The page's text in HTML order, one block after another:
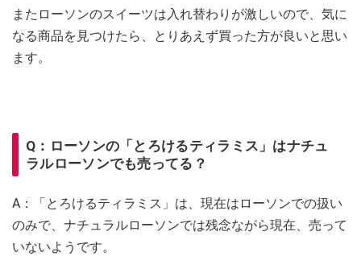
またローソンのスイーツは入れ替わりが激しいので、気に
なる商品を見つけたら、とりあえず買った方が良いと思い
ます。
Q：ローソンの「とろけるティラミス」はナチュ
ラルローソンでも売ってる？
A：「とろけるティラミス」は、現在はローソンでの扱い
のみで、ナチュラルローソンでは残念ながら現在、売って
いないようです。